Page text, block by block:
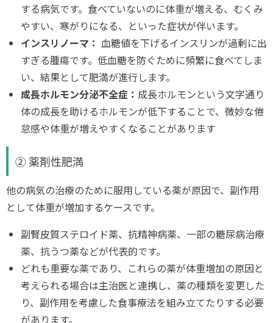
する病気です。食べていないのに体重が増える、むくみ
やすい、寒がりになる、といった症状が伴います。
インスリノーマ： 血糖値を下げるインスリンが過剰に出
すぎる腫瘍です。低血糖を防ぐために頻繁に食べてしま
い、結果として肥満が進行します。
成長ホルモン分泌不全症： 成長ホルモンという文字通り
体の成長を助けるホルモンが低下することで、微妙な倦
怠感や体重が増えやすくなることがあります
② 薬剤性肥満
他の病気の治療のために服用している薬が原因で、副作用
として体重が増加するケースです。
副腎皮質ステロイド薬、抗精神病薬、一部の糖尿病治療
薬、抗うつ薬などが代表的です。
どれも重要な薬であり、これらの薬が体重増加の原因と
考えられる場合は主治医と連携し、薬の種類を変更した
り、副作用を考慮した食事療法を組み立てたりする必要
があります。